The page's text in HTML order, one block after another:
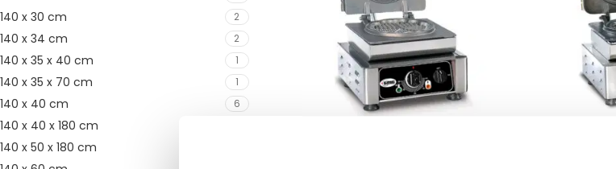
140 x 30 cm 2
140 x 34 cm 2
140 x 35 x 40 cm 1
140 x 35 x 70 cm 1
140 x 40 cm 6
140 x 40 x 180 cm
140 x 50 x 180 cm